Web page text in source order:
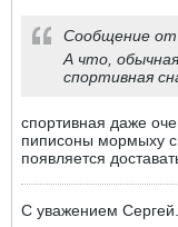
Сообщение от
А что,
спортивная
спортивная даже
пиписоны мормыху с
появляется
С уважением Сергей.